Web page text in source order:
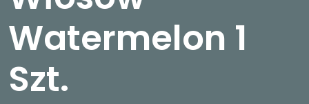
Watermelon 1
Szt.